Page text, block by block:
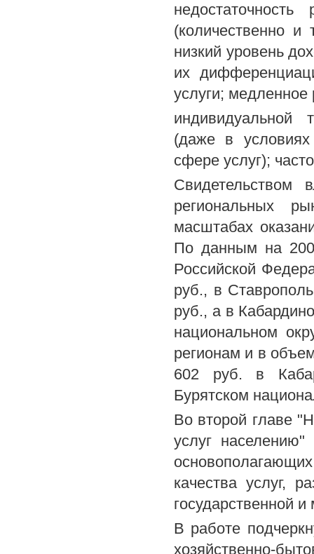
(количественно и
низкий уровень
их
услуги;
индивидуальной
(даже в условиях
сфере услуг);
Свидетельством
региональных
масштабах
По данным на
Российской
руб., в
руб., а в
национальном
регионам и в
602 руб. в
Бурятском
Во второй главе
услуг
качества услуг,
государственной
В работе
хозяйственно-